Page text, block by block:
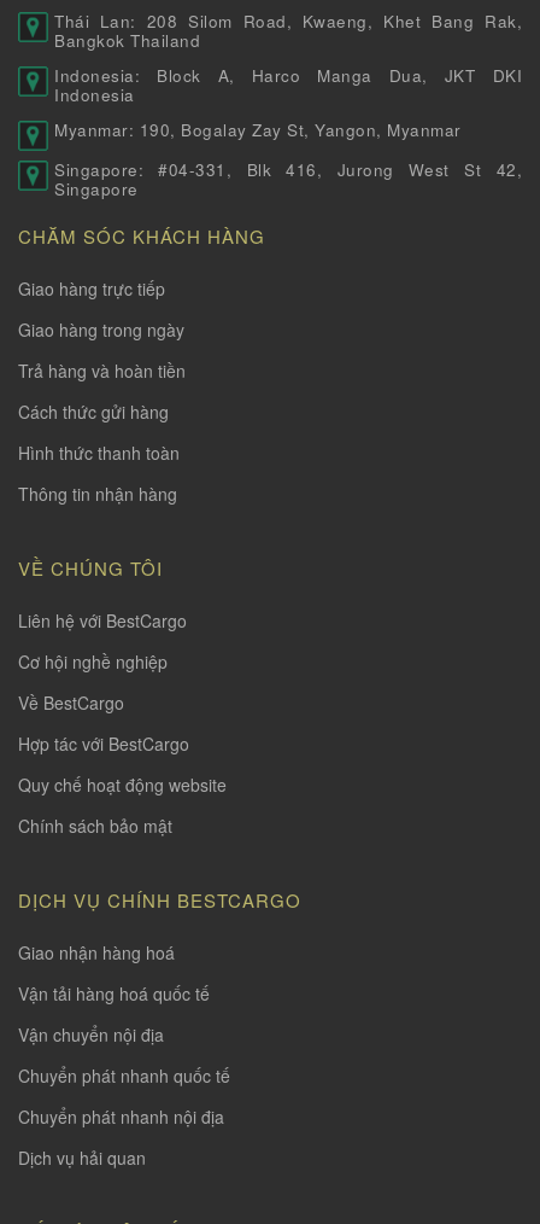
Thái Lan: 208 Silom Road, Kwaeng, Khet Bang Rak,
Bangkok Thailand
Indonesia: Block A, Harco Manga Dua, JKT DKI
Indonesia
Myanmar: 190, Bogalay Zay St, Yangon, Myanmar
Singapore: #04-331, Blk 416, Jurong West St 42,
Singapore
CHĂM SÓC KHÁCH HÀNG
Giao hàng trực tiếp
Giao hàng trong ngày
Trả hàng và hoàn tiền
Cách thức gửi hàng
Hình thức thanh toàn
Thông tin nhận hàng
VỀ CHÚNG TÔI
Liên hệ với BestCargo
Cơ hội nghề nghiệp
Về BestCargo
Hợp tác với BestCargo
Quy chế hoạt động website
Chính sách bảo mật
DỊCH VỤ CHÍNH BESTCARGO
Giao nhận hàng hoá
Vận tải hàng hoá quốc tế
Vận chuyển nội địa
Chuyển phát nhanh quốc tế
Chuyển phát nhanh nội địa
Dịch vụ hải quan